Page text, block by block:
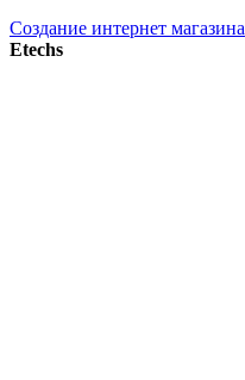
Создание интернет магазина
Etechs